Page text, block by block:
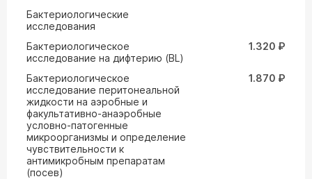
Бактериологические
исследования
Бактериологическое
исследование на дифтерию (ВL)
1.320 ₽
Бактериологическое
исследование перитонеальной
жидкости на аэробные и
факультативно-анаэробные
условно-патогенные
микроорганизмы и определение
чувствительности к
антимикробным препаратам
(посев)
1.870 ₽